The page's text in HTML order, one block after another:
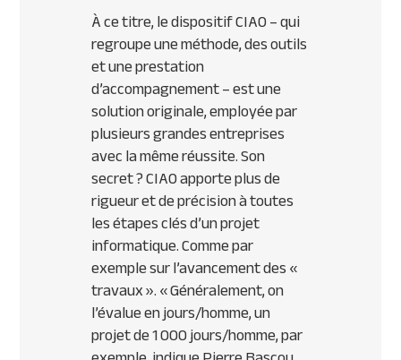
À ce titre, le dispositif CIAO – qui
regroupe une méthode, des outils
et une prestation
d’accompagnement – est une
solution originale, employée par
plusieurs grandes entreprises
avec la même réussite. Son
secret ? CIAO apporte plus de
rigueur et de précision à toutes
les étapes clés d’un projet
informatique. Comme par
exemple sur l’avancement des «
travaux ».« Généralement, on
l’évalue en jours/homme, un
projet de 1 000 jours/homme, par